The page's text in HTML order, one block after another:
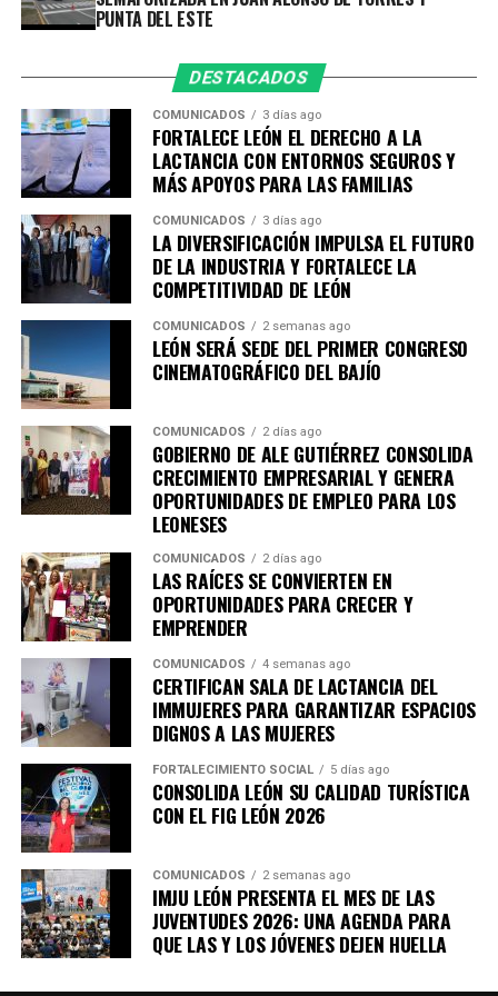
Educación y Cultura- 30 de septiembre.
Las sesiones tendrán como sedes instituciones
académicas y organismos empresariales de la ciudad,
entre ellos la Academia Metropolitana de Seguridad
Pública, CANACO Servytur León, Universidad
Iberoamericana León, Universidad La Salle Bajío,
CANACINTRA León y el Tecnológico de Monterrey
Campus León, fortaleciendo el trabajo colaborativo
entre gobierno, academia, iniciativa privada y sociedad.
Municipal de Planeación de León refrendan su
compromiso con la participación ciudadana y la
planeación estratégica como herramientas
fundamentales para construir una ciudad más
competitiva, sostenible, incluyente y preparada para los
retos de las próximas décadas.
PUNTA DEL ESTE
DESTACADOS
COMUNICADOS 3 días ago
FORTALECE LEÓN EL DERECHO A LA
LACTANCIA CON ENTORNOS SEGUROS Y
MÁS APOYOS PARA LAS FAMILIAS
COMUNICADOS 3 días ago
LA DIVERSIFICACIÓN IMPULSA EL FUTURO
DE LA INDUSTRIA Y FORTALECE LA
COMPETITIVIDAD DE LEÓN
COMUNICADOS 2 semanas ago
LEÓN SERÁ SEDE DEL PRIMER CONGRESO
CINEMATOGRÁFICO DEL BAJÍO
COMUNICADOS 2 días ago
GOBIERNO DE ALE GUTIÉRREZ CONSOLIDA
CRECIMIENTO EMPRESARIAL Y GENERA
OPORTUNIDADES DE EMPLEO PARA LOS
LEONESES
COMUNICADOS 2 días ago
LAS RAÍCES SE CONVIERTEN EN
OPORTUNIDADES PARA CRECER Y
EMPRENDER
COMUNICADOS 4 semanas ago
CERTIFICAN SALA DE LACTANCIA DEL
IMMUJERES PARA GARANTIZAR ESPACIOS
DIGNOS A LAS MUJERES
FORTALECIMIENTO SOCIAL 5 días ago
CONSOLIDA LEÓN SU CALIDAD TURÍSTICA
CON EL FIG LEÓN 2026
COMUNICADOS 2 semanas ago
IMJU LEÓN PRESENTA EL MES DE LAS
JUVENTUDES 2026: UNA AGENDA PARA
QUE LAS Y LOS JÓVENES DEJEN HUELLA